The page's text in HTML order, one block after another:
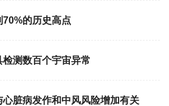
的历史高点
测数百个宇宙异常
脏病发作和中风风险增加有关